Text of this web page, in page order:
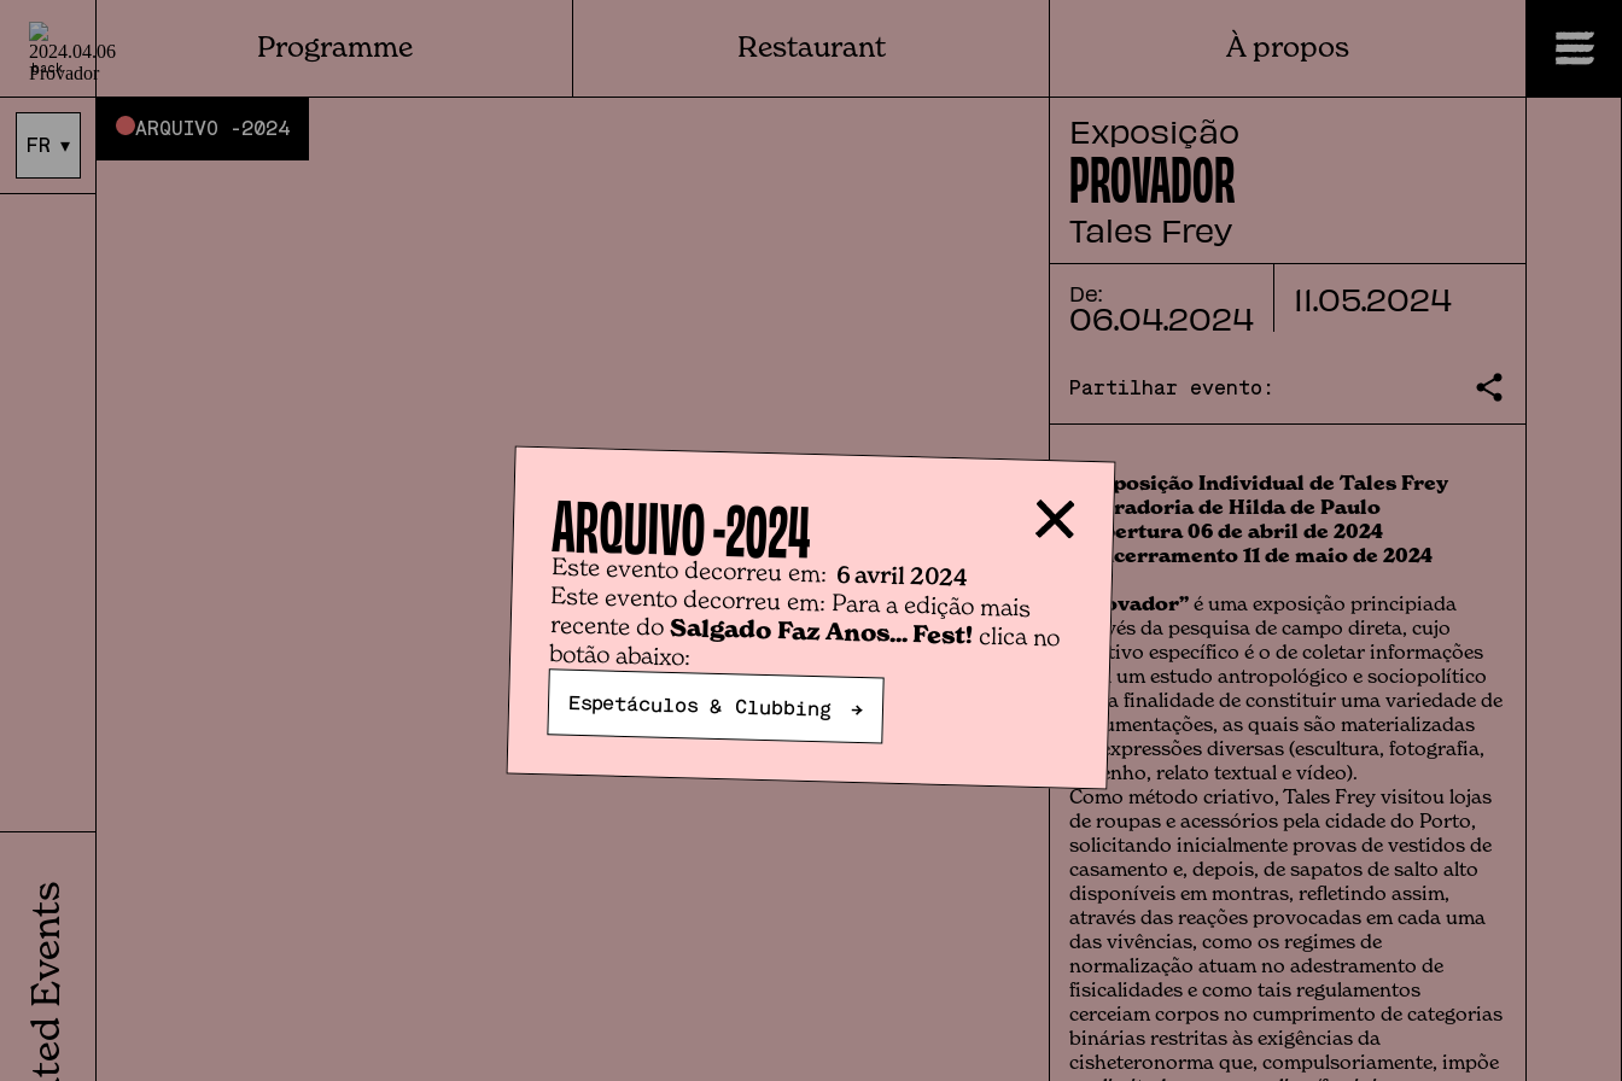
back
Programme Restaurant À propos
FR ▾
ARQUIVO -2024
Related Events
Exposição
PROVADOR
Tales Frey
De:
06.04.2024 11.05.2024
Partilhar evento:
Exposição Individual de Tales Frey
●
Curadoria de Hilda de Paulo
●
Abertura 06 de abril de 2024
Encerramento 11 de maio de 2024
“Provador” é uma exposição principiada
através da pesquisa de campo direta, cujo
objetivo específico é o de coletar informações
para um estudo antropológico e sociopolítico
sob a finalidade de constituir uma variedade de
documentações, as quais são materializadas
em expressões diversas (escultura, fotografia,
desenho, relato textual e vídeo).
Como método criativo, Tales Frey visitou lojas
de roupas e acessórios pela cidade do Porto,
solicitando inicialmente provas de vestidos de
casamento e, depois, de sapatos de salto alto
disponíveis em montras, refletindo assim,
através das reações provocadas em cada uma
das vivências, como os regimes de
normalização atuam no adestramento de
fisicalidades e como tais regulamentos
cerceiam corpos no cumprimento de categorias
binárias restritas às exigências da
cisheteronorma que, compulsoriamente, impõe
ARQUIVO -2024
Este evento decorreu em: 6 avril 2024
Este evento decorreu em: Para a edição mais
recente doSalgado Faz Anos... Fest! clica no
botão abaixo:
Espetáculos & Clubbing →